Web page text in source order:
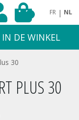
FR | NL
DE WINKEL
PLUS 30